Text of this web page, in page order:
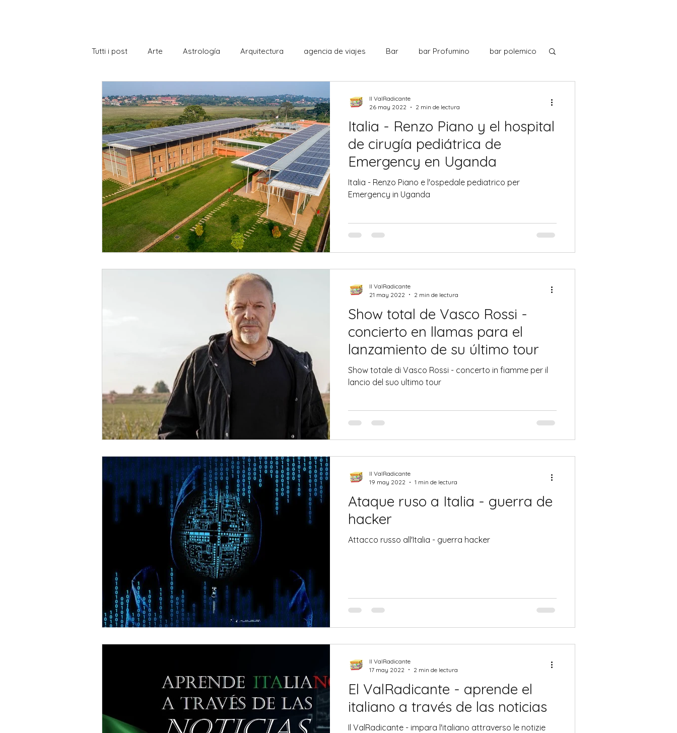
Tutti i post Arte Astrología Arquitectura agencia de viajes Bar bar Profumino bar polemico
Conociendo Italia Cultura Curiosidades Dante Alighieri Deporte Escuela de Italiano Estadio
Gastronomía Gramática Historia Il ValRadicante Intendencia Hospital de Italiano
Istituto di Storia italiana La ciudad Literatura Monumentos
Italia - Renzo Piano y el hospital
de cirugía pediátrica de
Emergency en Uganda
Italia - Renzo Piano e l'ospedale pediatrico per
Emergency in Uganda
Il ValRadicante
26 may 2022
2 min de lectura
Show total de Vasco Rossi -
concierto en llamas para el
lanzamiento de su último tour
Show totale di Vasco Rossi - concerto in fiamme per il
lancio del suo ultimo tour
Il ValRadicante
21 may 2022
2 min de lectura
Ataque ruso a Italia - guerra de
hacker
Attacco russo all'Italia - guerra hacker
Il ValRadicante
19 may 2022
1 min de lectura
El ValRadicante - aprende el
italiano a través de las noticias
Il ValRadicante - impara l'italiano attraverso le notizie
Il ValRadicante
17 may 2022
2 min de lectura